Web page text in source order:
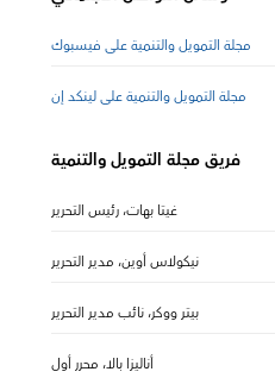
مجلة التمويل والتنمية على فيسبوك
مجلة التمويل والتنمية على لينكد إن
فريق مجلة التمويل والتنمية
غيتا بهات، رئيس التحرير
نيكولاس أوين، مدير التحرير
بيتر ووكر، نائب مدير التحرير
أناليزا بالا، محرر أول